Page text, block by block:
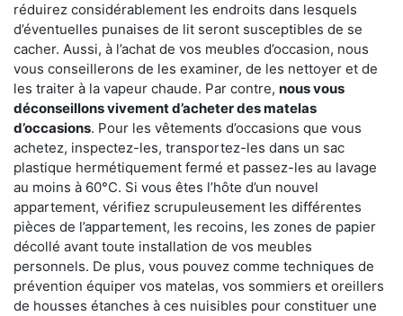
réduirez considérablement les endroits dans lesquels
d’éventuelles punaises de lit seront susceptibles de se
cacher. Aussi, à l’achat de vos meubles d’occasion, nous
vous conseillerons de les examiner, de les nettoyer et de
les traiter à la vapeur chaude. Par contre, nous vous
déconseillons vivement d’acheter des matelas
d’occasions. Pour les vêtements d’occasions que vous
achetez, inspectez-les, transportez-les dans un sac
plastique hermétiquement fermé et passez-les au lavage
au moins à 60°C. Si vous êtes l’hôte d’un nouvel
appartement, vérifiez scrupuleusement les différentes
pièces de l’appartement, les recoins, les zones de papier
décollé avant toute installation de vos meubles
personnels. De plus, vous pouvez comme techniques de
prévention équiper vos matelas, vos sommiers et oreillers
de housses étanches à ces nuisibles pour constituer une